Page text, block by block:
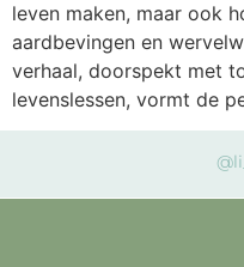
leven maken, maar ook
aardbevingen en
verhaal, doorspekt met
levenslessen, vormt de